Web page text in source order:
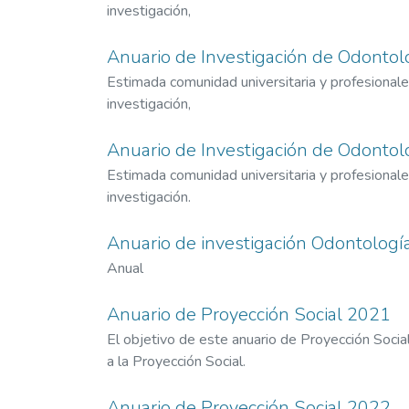
investigación,
Anuario de Investigación de
Estimada comunidad universitaria y
investigación,
Anuario de Investigación de
Estimada comunidad universitaria y
investigación.
Anuario de investigación
Anual
Anuario de Proyección Social 2021
El objetivo de este anuario de Proyección
a la Proyección Social.